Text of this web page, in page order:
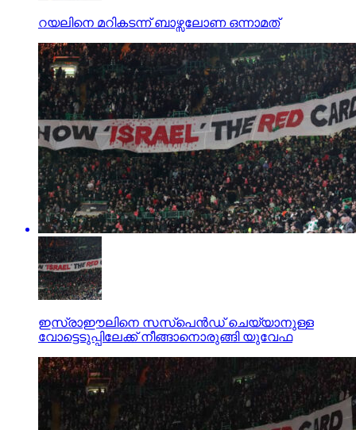
റയലിനെ മറികടന്ന് ബാഴ്സലോണ ഒന്നാമത്
ഇസ്രാഈലിനെ സസ്‌പെന്‍ഡ് ചെയ്യാനുള്ള
വോട്ടെടുപ്പിലേക്ക് നീങ്ങാനൊരുങ്ങി യുവേഫ